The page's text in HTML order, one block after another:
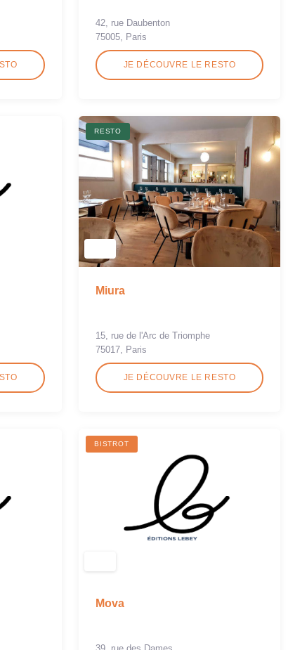
42, rue Daubenton
75005, Paris
JE DÉCOUVRE LE RESTO
RESTO
Miura
15, rue de l'Arc de Triomphe
75017, Paris
JE DÉCOUVRE LE RESTO
BISTROT
Mova